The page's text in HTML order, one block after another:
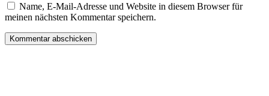
Name, E-Mail-Adresse und Website in diesem Browser für
meinen nächsten Kommentar speichern.